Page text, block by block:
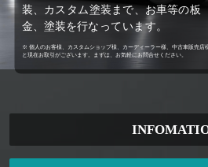
装、カスタム塗装まで、お車等の板
金、塗装を行なっています。
※ 個人のお客様、カスタムショップ様、カーディーラー様、中古車販売店
と現在お取引がございます。まずは、お気軽にお問合せください。